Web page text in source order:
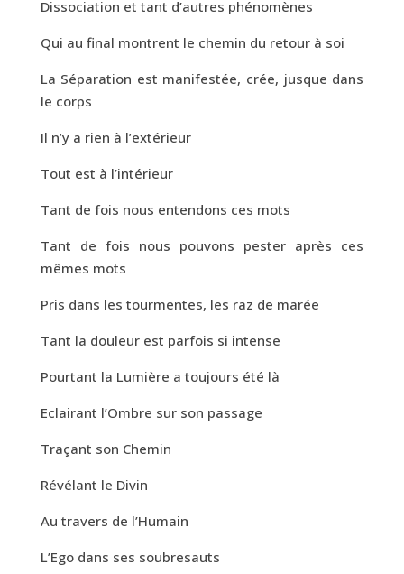
Dissociation et tant d’autres phénomènes
Qui au final montrent le chemin du retour à soi
La Séparation est manifestée, crée, jusque dans
le corps
Il n’y a rien à l’extérieur
Tout est à l’intérieur
Tant de fois nous entendons ces mots
Tant de fois nous pouvons pester après ces
mêmes mots
Pris dans les tourmentes, les raz de marée
Tant la douleur est parfois si intense
Pourtant la Lumière a toujours été là
Eclairant l’Ombre sur son passage
Traçant son Chemin
Révélant le Divin
Au travers de l’Humain
L’Ego dans ses soubresauts